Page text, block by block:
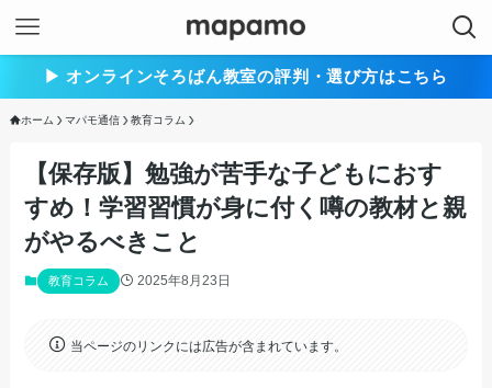
▶︎ オンラインそろばん教室の評判・選び方はこちら
ホーム マパモ通信 教育コラム
【保存版】勉強が苦手な子どもにおす
すめ！学習習慣が身に付く噂の教材と親
がやるべきこと
教育コラム 2025年8月23日
当ページのリンクには広告が含まれています。